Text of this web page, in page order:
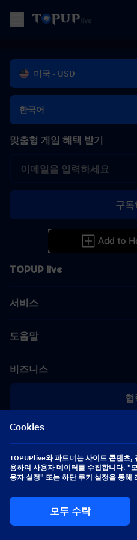
미국 - USD
한국어
TOPUP live
서비스
도움말
비즈니스
협
[email protected]
[email protected]
맞춤형 게임 혜택 받기
구독
팔로우하기
Copyright 2026 SEA WHALE
Cookies
TOPUPlive와 파트너는 사이트 콘텐츠,
용하여 사용자 데이터를 수집합니다. "
용자 설정" 또는 하단 쿠키 설정을 통해
모두 수락